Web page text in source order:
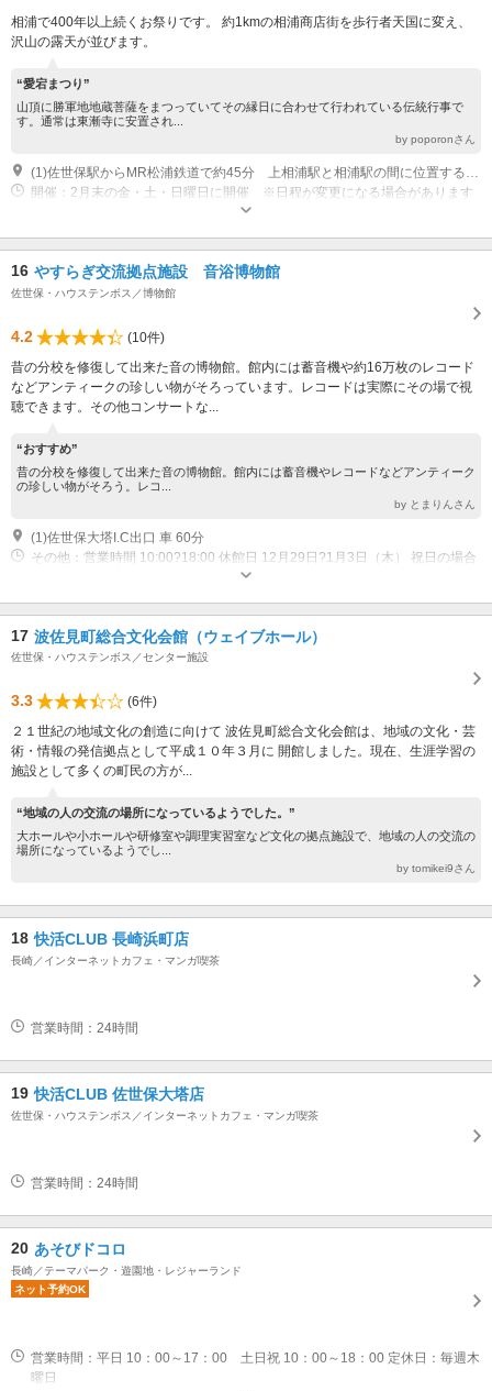
相浦で400年以上続くお祭りです。 約1kmの相浦商店街を歩行者天国に変え、
沢山の露天が並びます。
“愛宕まつり”
山頂に勝軍地地蔵菩薩をまつっていてその縁日に合わせて行われている伝統行事で
す。通常は東漸寺に安置され...
by poporonさん
開催：2月末の金・土・日曜日に開催 ※日程が変更になる場合があります
16 やすらぎ交流拠点施設 音浴博物館
佐世保・ハウステンボス／博物館
4.2
(10件)
昔の分校を修復して出来た音の博物館。館内には蓄音機や約16万枚のレコード
などアンティークの珍しい物がそろっています。レコードは実際にその場で視
聴できます。その他コンサートな...
“おすすめ”
昔の分校を修復して出来た音の博物館。館内には蓄音機やレコードなどアンティーク
の珍しい物がそろう。レコ...
by とまりんさん
(1)佐世保大塔I.C出口 車 60分
その他：営業時間 10:00?18:00 休館日 12月29日?1月3日（木） 祝日の場合
17 波佐見町総合文化会館（ウェイブホール）
佐世保・ハウステンボス／センター施設
3.3
(6件)
２１世紀の地域文化の創造に向けて 波佐見町総合文化会館は、地域の文化・芸
術・情報の発信拠点として平成１０年３月に 開館しました。現在、生涯学習の
施設として多くの町民の方が...
“地域の人の交流の場所になっているようでした。”
大ホールや小ホールや研修室や調理実習室など文化の拠点施設で、地域の人の交流の
場所になっているようでし...
by tomikei9さん
18 快活CLUB 長崎浜町店
長崎／インターネットカフェ・マンガ喫茶
営業時間：24時間
19 快活CLUB 佐世保大塔店
佐世保・ハウステンボス／インターネットカフェ・マンガ喫茶
営業時間：24時間
20 あそびドコロ
長崎／テーマパーク・遊園地・レジャーランド
ネット予約OK
営業時間：平日 10：00～17：00 土日祝 10：00～18：00 定休日：毎週木
曜日